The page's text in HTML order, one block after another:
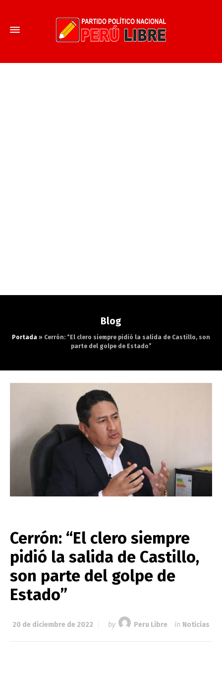
Blog
Portada » Cerrón: “El clero siempre pidió la salida de Castillo, son
parte del golpe de Estado”
Cerrón: “El clero siempre
pidió la salida de Castillo,
son parte del golpe de
Estado”
20 de diciembre de 2022 by Peru Libre in Noticias